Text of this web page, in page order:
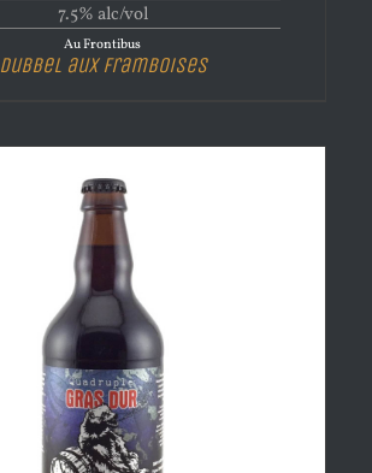
7.5% alc/vol
Au Frontibus
Dubbel aux Framboises